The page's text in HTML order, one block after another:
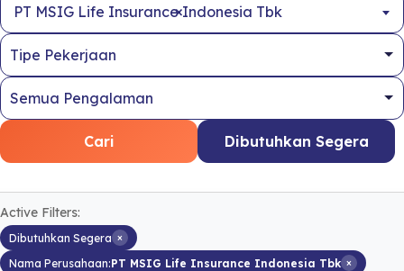
×
PT MSIG Life Insurance Indonesia Tbk
Cari Dibutuhkan Segera
Active Filters:
Dibutuhkan Segera ×
Nama Perusahaan:PT MSIG Life Insurance Indonesia Tbk ×